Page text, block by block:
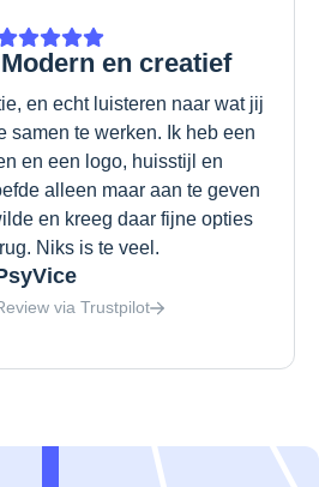
en creatief
en echt luisteren naar wat jij
samen te werken. Ik heb een
en een logo, huisstijl en
alleen maar aan te geven
en kreeg daar fijne opties
Niks is te veel.
via Trustpilot